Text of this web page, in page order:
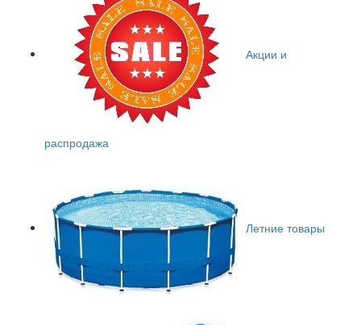
Акции и
распродажа
Летние товары